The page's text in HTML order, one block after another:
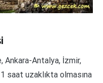
Ankara-Antalya, İzmir,
saat uzaklıkta olmasına